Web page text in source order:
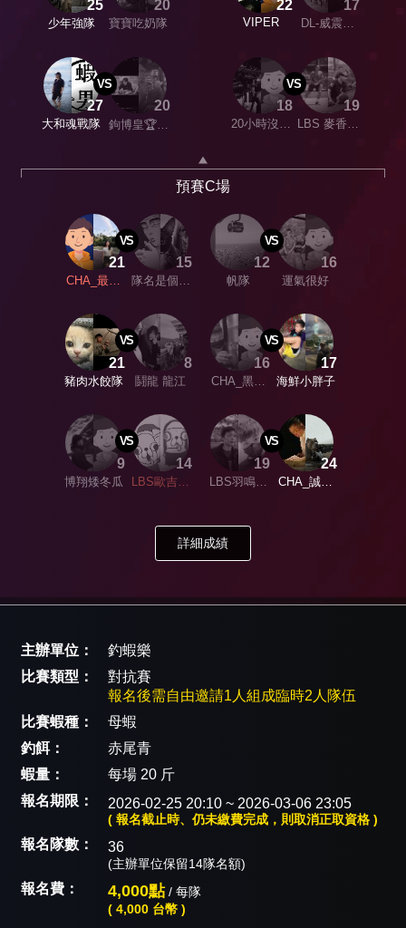
25
少年強隊
20
寶寶吃奶隊
27
大和魂戰隊
VS
20
鉤博皇🏆鬪
22
VIPER
17
DL-威震天
18
20小時沒睡
VS
19
LBS 麥香泓
預賽C場
21
CHA_最強
VS
15
隊名是個好
12
帆隊
VS
16
運氣很好
21
豬肉水餃隊
VS
8
鬪龍 龍江
16
CHA_黑白
VS
17
海鮮小胖子
9
博翔矮冬瓜
VS
14
LBS歐吉桑
19
LBS羽鳴飛
VS
24
CHA_誠風
詳細成績
主辦單位：
釣蝦樂
比賽類型：
對抗賽
報名後需自由邀請1人組成臨時2人隊伍
比賽蝦種：
母蝦
釣餌：
赤尾青
蝦量：
每場 20 斤
報名期限：
2026-02-25 20:10 ~ 2026-03-06 23:05
( 報名截止時、仍未繳費完成，則取消正取資格 )
報名隊數： 36
(主辦單位保留14隊名額)
報名費： 4,000點/ 每隊
( 4,000 台幣 )